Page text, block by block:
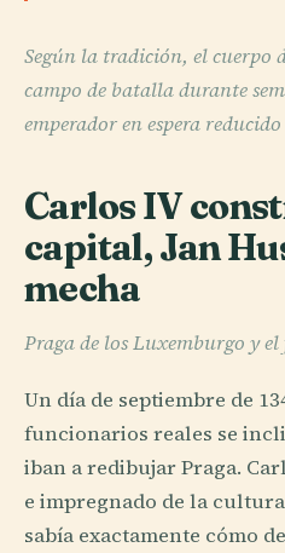
Según la tradición, el cuerpo
campo de batalla durante
emperador en espera
Carlos IV
capital, Jan
mecha
Praga de los Luxemburgo y
Un día de septiembre de
funcionarios reales se
iban a redibujar Praga.
e impregnado de la
sabía exactamente cómo